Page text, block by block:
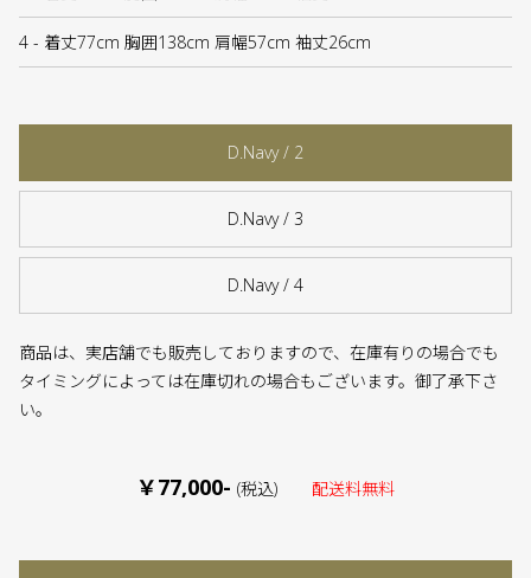
4 - 着丈77cm 胸囲138cm 肩幅57cm 袖丈26cm
D.Navy / 2
D.Navy / 3
D.Navy / 4
商品は、実店舗でも販売しておりますので、在庫有りの場合でも
タイミングによっては在庫切れの場合もございます。御了承下さ
い。
￥77,000- (税込) 配送料無料